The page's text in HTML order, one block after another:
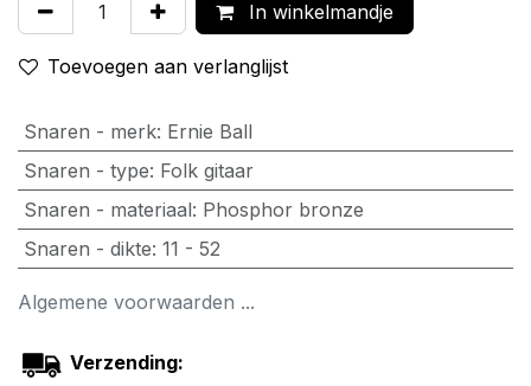
In winkelmandje
Toevoegen aan verlanglijst
Snaren - merk: Ernie Ball
Snaren - type: Folk gitaar
Snaren - materiaal: Phosphor bronze
Snaren - dikte: 11 - 52
Algemene voorwaarden ...
Verzending: